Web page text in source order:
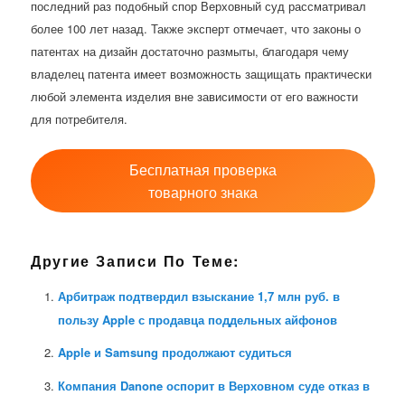
последний раз подобный спор Верховный суд рассматривал
более 100 лет назад. Также эксперт отмечает, что законы о
патентах на дизайн достаточно размыты, благодаря чему
владелец патента имеет возможность защищать практически
любой элемента изделия вне зависимости от его важности
для потребителя.
Бесплатная проверка
товарного знака
Другие Записи По Теме:
Арбитраж подтвердил взыскание 1,7 млн руб. в
пользу Apple с продавца поддельных айфонов
Apple и Samsung продолжают судиться
Компания Danone оспорит в Верховном суде отказ в